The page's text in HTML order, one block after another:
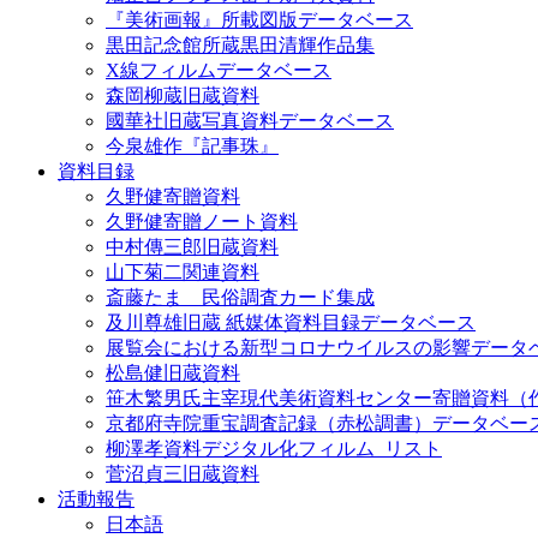
『美術画報』所載図版データベース
黒田記念館所蔵黒田清輝作品集
X線フィルムデータベース
森岡柳蔵旧蔵資料
國華社旧蔵写真資料データベース
今泉雄作『記事珠』
資料目録
久野健寄贈資料
久野健寄贈ノート資料
中村傳三郎旧蔵資料
山下菊二関連資料
斎藤たま 民俗調査カード集成
及川尊雄旧蔵 紙媒体資料目録データベース
展覧会における新型コロナウイルスの影響データ
松島健旧蔵資料
笹木繁男氏主宰現代美術資料センター寄贈資料（
京都府寺院重宝調査記録（赤松調書）データベー
柳澤孝資料デジタル化フィルム_リスト
菅沼貞三旧蔵資料
活動報告
日本語